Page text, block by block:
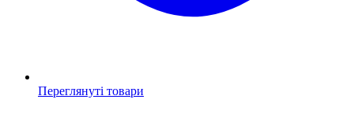
Переглянуті товари